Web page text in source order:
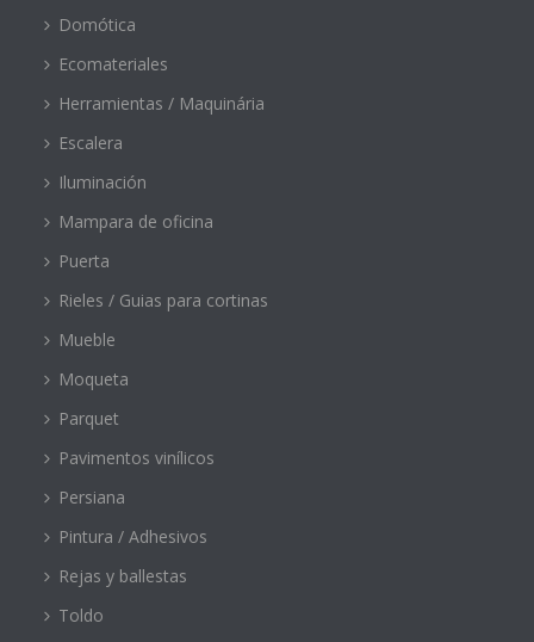
Domótica
Ecomateriales
Herramientas / Maquinária
Escalera
Iluminación
Mampara de oficina
Puerta
Rieles / Guias para cortinas
Mueble
Moqueta
Parquet
Pavimentos vinílicos
Persiana
Pintura / Adhesivos
Rejas y ballestas
Toldo